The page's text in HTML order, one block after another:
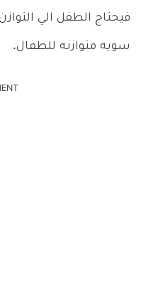
فيحتاج الطفل الي
سويه متوازنه للطفال.